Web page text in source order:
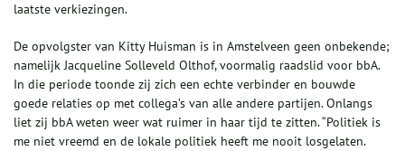
laatste verkiezingen.
De opvolgster van Kitty Huisman is in Amstelveen geen onbekende;
namelijk Jacqueline Solleveld Olthof, voormalig raadslid voor bbA.
In die periode toonde zij zich een echte verbinder en bouwde
goede relaties op met collega’s van alle andere partijen. Onlangs
liet zij bbA weten weer wat ruimer in haar tijd te zitten. “Politiek is
me niet vreemd en de lokale politiek heeft me nooit losgelaten.